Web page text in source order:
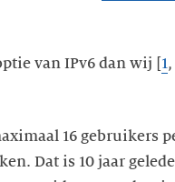
van IPv6 dan wij [ 1,
16 gebruikers
Dat is 10 jaar